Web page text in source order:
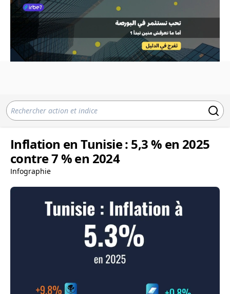
Inflation en Tunisie : 5,3 % en 2025
contre 7 % en 2024
Infographie